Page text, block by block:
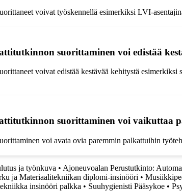
voivat työskennellä esimerkiksi LVI-
suorittaminen voi edistää
voivat edistää kestävää kehitystä
suorittaminen voi vaikuttaa
voi avata ovia paremmin palkattuihin
ja työnkuva • Ajoneuvoalan Perustutkinto:
ja Materiaalitekniikan diplomi-insinööri •
insinööri palkka • Suuhygienisti Pääsykoe •